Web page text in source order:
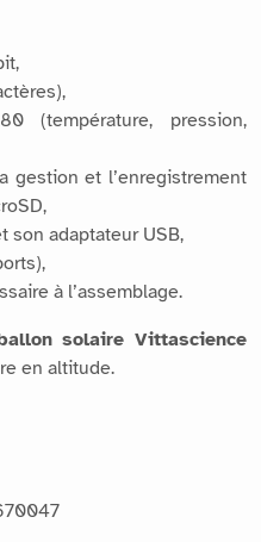
(température, pression,
gestion et l’enregistrement
son adaptateur USB,
à l’assemblage.
solaire Vittascience
en altitude.